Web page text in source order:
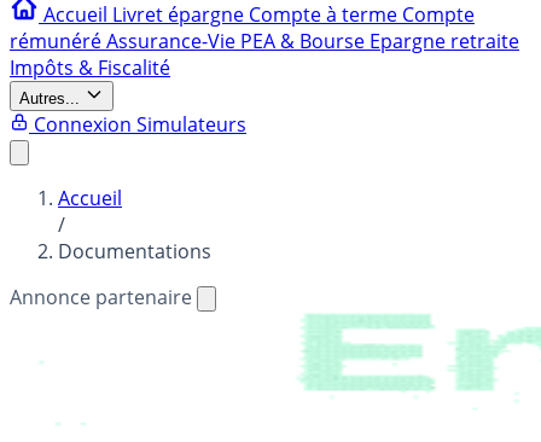
Accueil Livret épargne Compte à terme Compte
rémunéréAssurance-Vie PEA & Bourse Epargne retraite
Impôts & Fiscalité
Autres...
Connexion Simulateurs
Accueil
/
Documentations
Annonce partenaire